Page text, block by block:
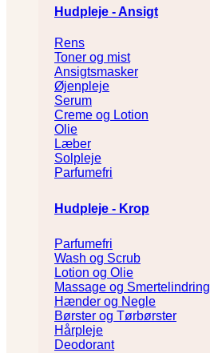
Hudpleje - Ansigt
Rens
Toner og mist
Ansigtsmasker
Øjenpleje
Serum
Creme og Lotion
Olie
Læber
Solpleje
Parfumefri
Hudpleje - Krop
Parfumefri
Wash og Scrub
Lotion og Olie
Massage og Smertelindring
Hænder og Negle
Børster og Tørbørster
Hårpleje
Deodorant